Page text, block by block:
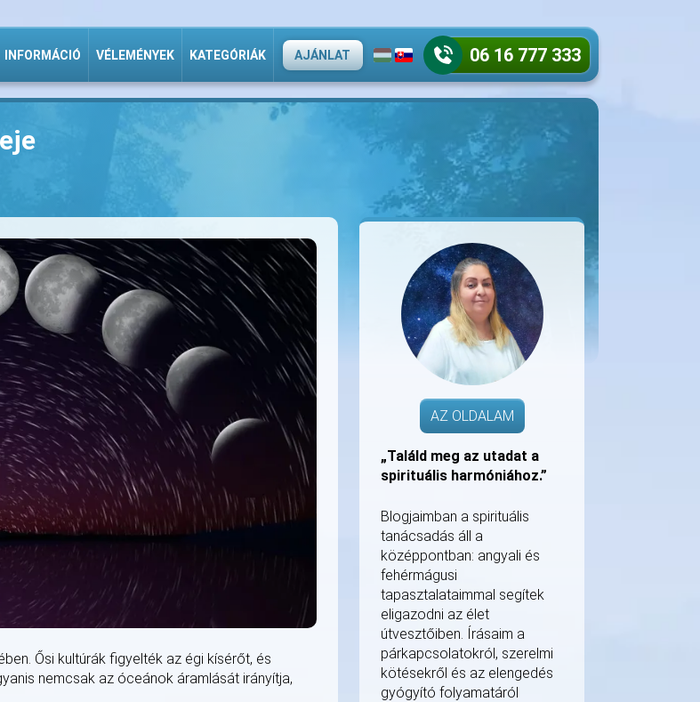
INFORMÁCIÓ VÉLEMÉNYEK KATEGÓRIÁK AJÁNLAT 06 16 777 333
Ősi kultúrák figyelték az égi kísérőt, és
nemcsak az óceánok áramlását irányítja,
AZ OLDALAM
„Találd meg az utadat a
spirituális harmóniához.”
Blogjaimban a spirituális
tanácsadás áll a
középpontban: angyali és
fehérmágusi
tapasztalataimmal segítek
eligazodni az élet
útvesztőiben. Írásaim a
párkapcsolatokról, szerelmi
kötésekről és az elengedés
gyógyító folyamatáról